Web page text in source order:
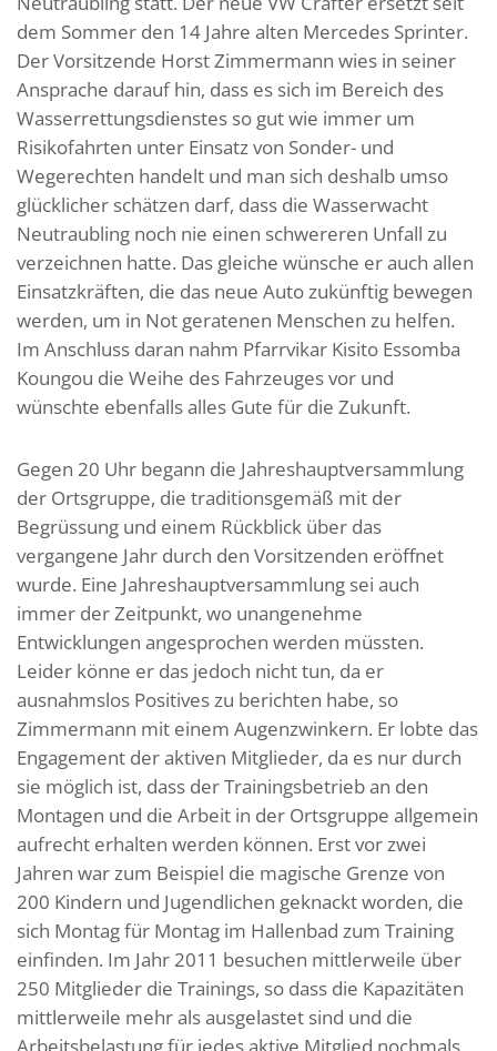
dem Sommer den 14 Jahre alten Mercedes Sprinter.
Der Vorsitzende Horst Zimmermann wies in seiner
Ansprache darauf hin, dass es sich im Bereich des
Wasserrettungsdienstes so gut wie immer um
Risikofahrten unter Einsatz von Sonder- und
Wegerechten handelt und man sich deshalb umso
glücklicher schätzen darf, dass die Wasserwacht
Neutraubling noch nie einen schwereren Unfall zu
verzeichnen hatte. Das gleiche wünsche er auch allen
Einsatzkräften, die das neue Auto zukünftig bewegen
werden, um in Not geratenen Menschen zu helfen.
Im Anschluss daran nahm Pfarrvikar Kisito Essomba
Koungou die Weihe des Fahrzeuges vor und
wünschte ebenfalls alles Gute für die Zukunft.
Gegen 20 Uhr begann die Jahreshauptversammlung
der Ortsgruppe, die traditionsgemäß mit der
Begrüssung und einem Rückblick über das
vergangene Jahr durch den Vorsitzenden eröffnet
wurde. Eine Jahreshauptversammlung sei auch
immer der Zeitpunkt, wo unangenehme
Entwicklungen angesprochen werden müssten.
Leider könne er das jedoch nicht tun, da er
ausnahmslos Positives zu berichten habe, so
Zimmermann mit einem Augenzwinkern. Er lobte das
Engagement der aktiven Mitglieder, da es nur durch
sie möglich ist, dass der Trainingsbetrieb an den
Montagen und die Arbeit in der Ortsgruppe allgemein
aufrecht erhalten werden können. Erst vor zwei
Jahren war zum Beispiel die magische Grenze von
200 Kindern und Jugendlichen geknackt worden, die
sich Montag für Montag im Hallenbad zum Training
einfinden. Im Jahr 2011 besuchen mittlerweile über
250 Mitglieder die Trainings, so dass die Kapazitäten
mittlerweile mehr als ausgelastet sind und die